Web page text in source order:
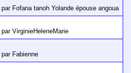
par Fofana tanoh Yolande épouse angoua
par VirginieHeleneMarie
par Fabienne